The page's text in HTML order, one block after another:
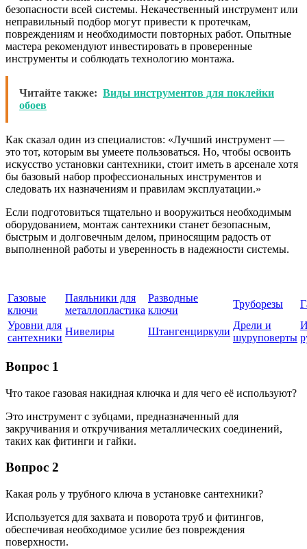
безопасности всей системы. Некачественный инструмент или
неправильный подбор могут привести к протечкам,
повреждениям и необходимости повторных работ. Опытные
мастера рекомендуют инвестировать в проверенные
инструменты и соблюдать технологию монтажа.
Читайте также: Виды инструментов для поклейки
обоев
Как сказал один из специалистов: «Лучший инструмент —
это тот, которым вы умеете пользоваться. Но, чтобы освоить
искусство установки сантехники, стоит иметь в арсенале хотя
бы базовый набор профессиональных инструментов и
следовать их назначениям и правилам эксплуатации.»
Если подготовиться тщательно и вооружиться необходимым
оборудованием, монтаж сантехники станет безопасным,
быстрым и долговечным делом, приносящим радость от
выполненной работы и уверенность в надежности системы.
Газовые
ключи
Паяльники для
металлопластика
Разводные
ключи
Труборезы
Уровни для
сантехники
Нивелиры Штангенциркули
Дрели и
шуруповерты
Вопрос 1
Что такое газовая накидная ключка и для чего её используют?
Это инструмент с зубцами, предназначенный для
закручивания и откручивания металлических соединений,
таких как фитинги и гайки.
Вопрос 2
Какая роль у трубного ключа в установке сантехники?
Используется для захвата и поворота труб и фитингов,
обеспечивая необходимое усилие без повреждения
поверхности.